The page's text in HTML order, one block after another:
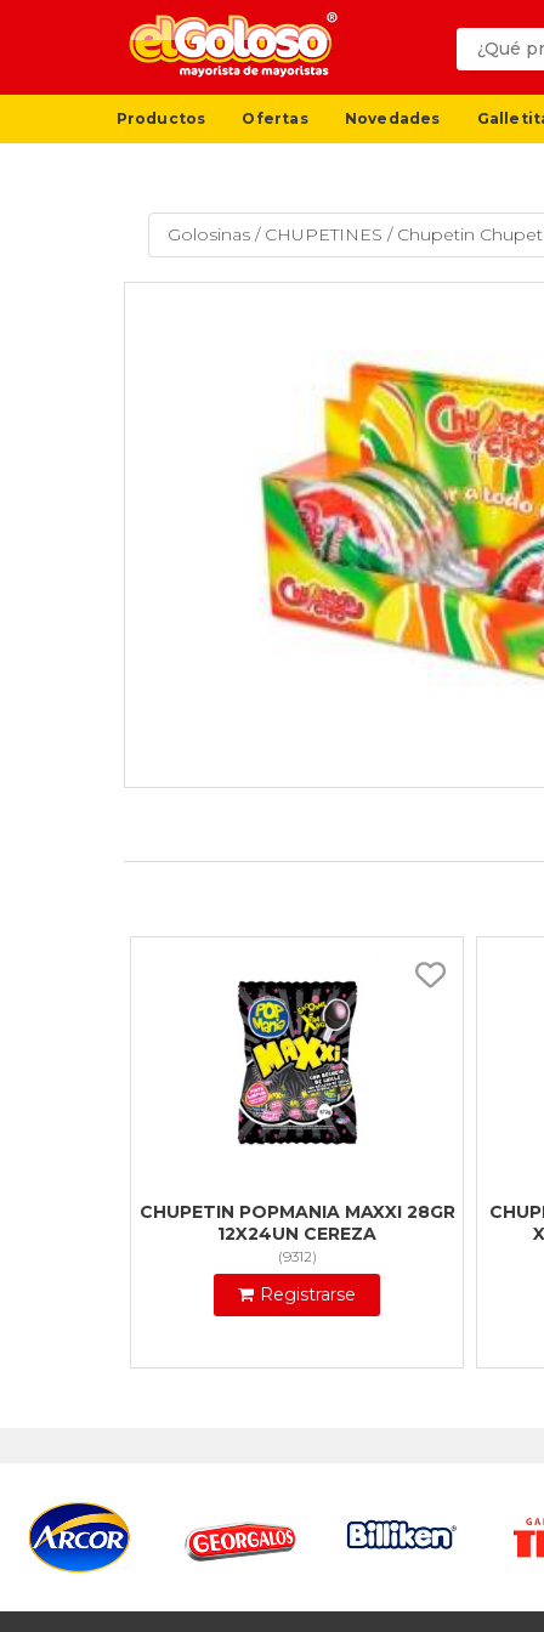
Productos Ofertas Novedades
Golosinas / CHUPETINES / Chupetin
CHUPETIN POPMANIA MAXXI 28GR
12X24UN CEREZA
(9312)
Registrarse